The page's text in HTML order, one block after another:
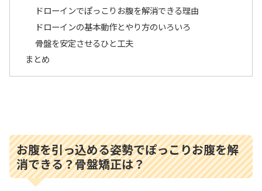
ドローインでぽっこりお腹を解消できる理由
ドローインの基本動作とやり方のいろいろ
骨盤を安定させるひと工夫
まとめ
お腹を引っ込める姿勢でぽっこりお腹を解
消できる？骨盤矯正は？